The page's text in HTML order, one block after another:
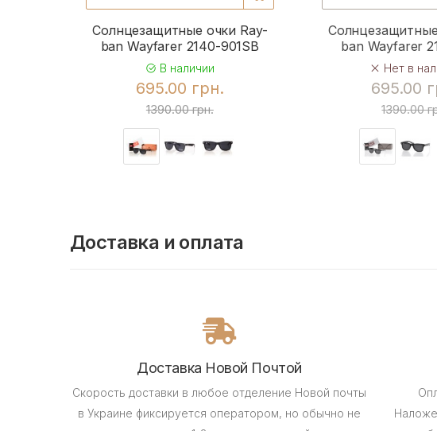
Солнцезащитные очки Ray-
ban Wayfarer 2140-901SB
В наличии
695.00 грн.
1390.00 грн.
ban Wayfarer
Нет в
695.00
1390.00
Доставка и оплата
Доставка Новой Почтой
Скорость доставки в любое отделение Новой почты
в Украине фиксируется оператором, но обычно не